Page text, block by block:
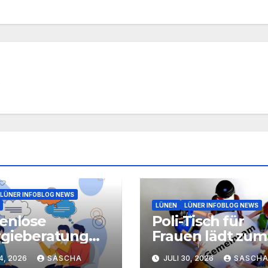
LÜNER INFOBLOG NEWS
2026 SASCHA
LÜNEN LÜNER INFOBLOG NEWS
Poli-Tisch für
Frauen lädt zum
Austausch über
JULI 30, 2026 SASCHA